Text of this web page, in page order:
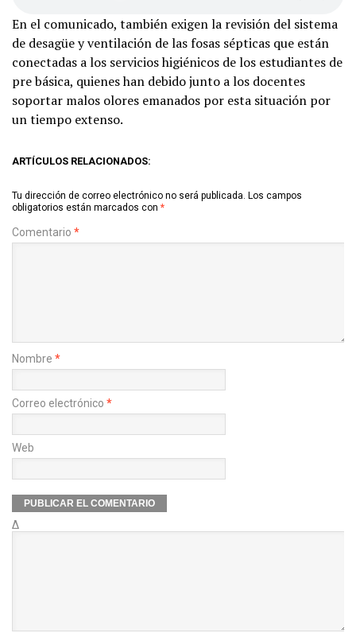
En el comunicado, también exigen la revisión del sistema
de desagüe y ventilación de las fosas sépticas que están
conectadas a los servicios higiénicos de los estudiantes de
pre básica, quienes han debido junto a los docentes
soportar malos olores emanados por esta situación por
un tiempo extenso.
ARTÍCULOS RELACIONADOS:
Tu dirección de correo electrónico no será publicada. Los campos
obligatorios están marcados con *
Comentario *
Nombre *
Correo electrónico *
Web
Δ